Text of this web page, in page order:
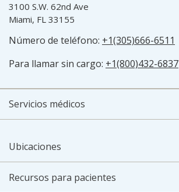
3100 S.W. 62nd Ave
Miami, FL 33155
Número de teléfono: +1(305)666-6511
Para llamar sin cargo: +1(800)432-6837
Servicios médicos
Ubicaciones
Recursos para pacientes